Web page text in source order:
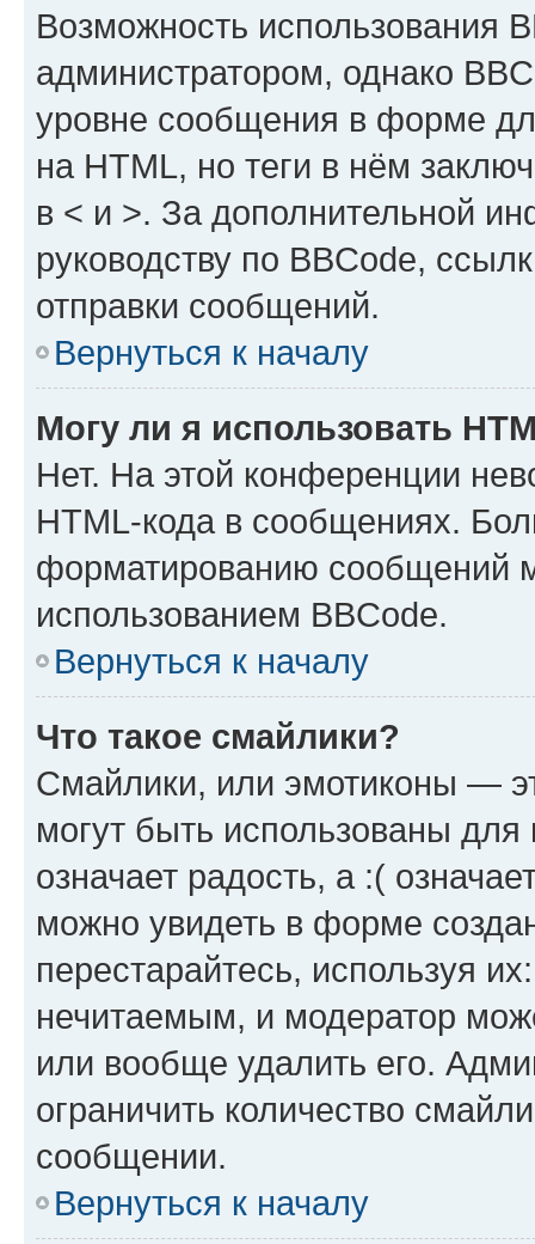
Возможность использования
администратором, однако
уровне сообщения в форме
на HTML, но теги в нём
в < и >. За дополнительной
руководству по BBCode,
отправки сообщений.
Вернуться к началу
Могу ли я использовать
Нет. На этой конференции
HTML-кода в сообщениях.
форматированию сообщений
использованием BBCode.
Вернуться к началу
Что такое смайлики?
Смайлики, или эмотиконы —
могут быть использованы
означает радость, а :(
можно увидеть в форме
перестарайтесь, используя
нечитаемым, и модератор
или вообще удалить его.
ограничить количество
сообщении.
Вернуться к началу